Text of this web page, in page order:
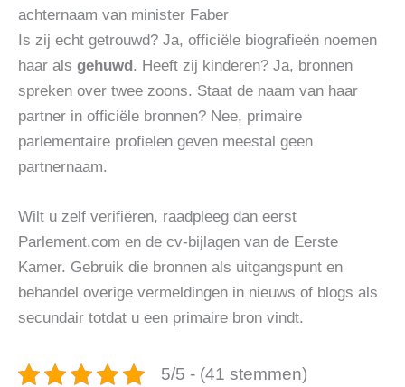
achternaam van minister Faber
Is zij echt getrouwd? Ja, officiële biografieën noemen
haar als gehuwd. Heeft zij kinderen? Ja, bronnen
spreken over twee zoons. Staat de naam van haar
partner in officiële bronnen? Nee, primaire
parlementaire profielen geven meestal geen
partnernaam.
Wilt u zelf verifiëren, raadpleeg dan eerst
Parlement.com en de cv-bijlagen van de Eerste
Kamer. Gebruik die bronnen als uitgangspunt en
behandel overige vermeldingen in nieuws of blogs als
secundair totdat u een primaire bron vindt.
5/5 - (41 stemmen)